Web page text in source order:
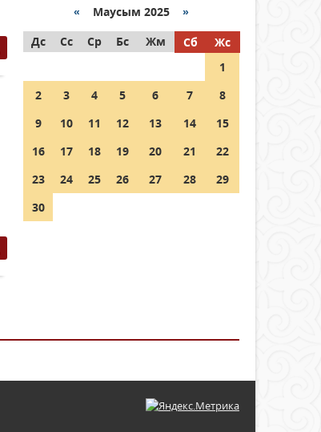
« Маусым 2025 »
Дс
Сс Ср Бс Жм Сб
Жс
1
2
3 4 5 6 7
8
9
10 11 12 13 14
15
16
17 18 19 20 21
22
23
24 25 26 27 28
29
30